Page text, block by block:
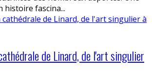
histoire fascina...
de Linard, de l'art singulier